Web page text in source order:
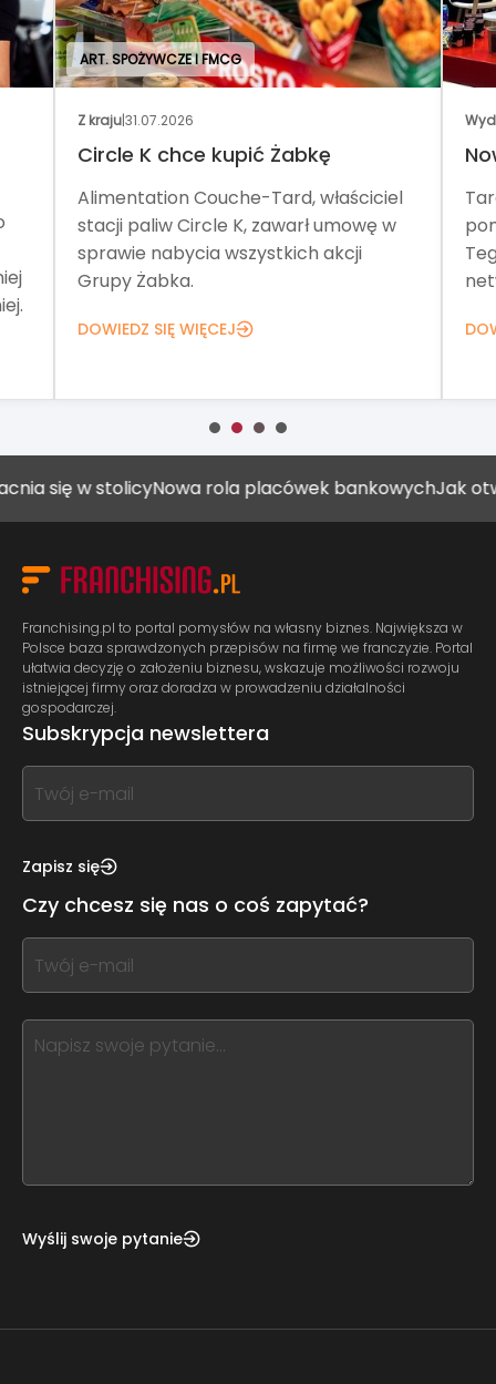
ART. SPOŻYWCZE I FMCG
Z kraju|31.07.2026
Circle K chce kupić Żabkę
Alimentation Couche-Tard, właściciel
stacji paliw Circle K, zawarł umowę w
sprawie nabycia wszystkich akcji
Grupy Żabka.
DOWIEDZ SIĘ WIĘCEJ
w stolicyNowa rola placówek bankowychJak
Franchising.pl to portal pomysłów na własny biznes. Największa w
Polsce baza sprawdzonych przepisów na firmę we franczyzie. Portal
ułatwia decyzję o założeniu biznesu, wskazuje możliwości rozwoju
istniejącej firmy oraz doradza w prowadzeniu działalności
gospodarczej.
Subskrypcja newslettera
If
you
this,
this
form
field
blank
Zapisz się
Czy chcesz się nas o coś zapytać?
If
you
this,
leave
Wyślij swoje pytanie